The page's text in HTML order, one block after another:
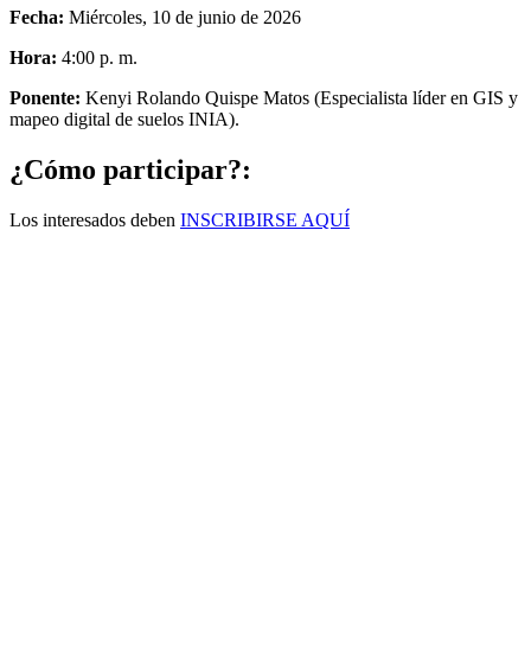
Fecha: Miércoles, 10 de junio de 2026
Hora: 4:00 p. m.
Ponente: Kenyi Rolando Quispe Matos (Especialista líder en GIS y
mapeo digital de suelos INIA).
¿Cómo participar?:
Los interesados deben INSCRIBIRSE AQUÍ